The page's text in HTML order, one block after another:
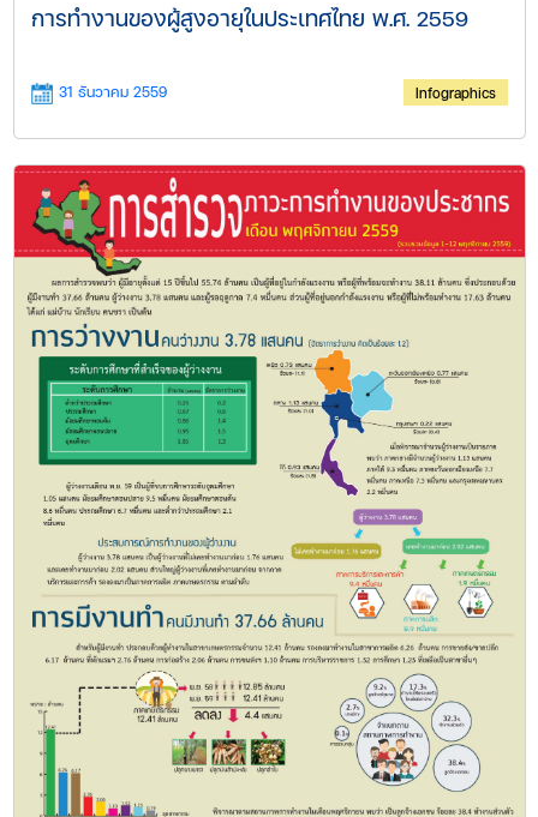
การทำงานของผู้สูงอายุในประเทศไทย พ.ศ. 2559​
31 ธันวาคม 2559 Infographics